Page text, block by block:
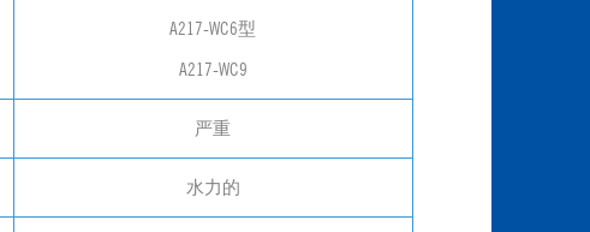
A217-WC6型
A217-WC9
严重
水力的